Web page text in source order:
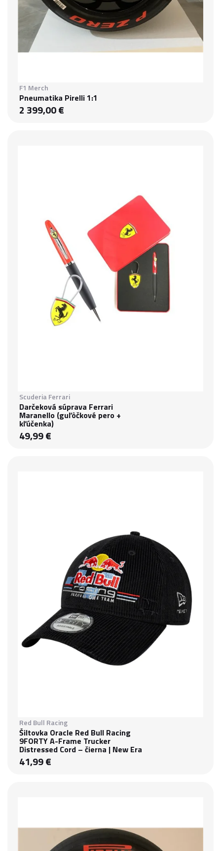
F1 Merch
Pneumatika Pirelli 1:1
2 399,00 €
Scuderia Ferrari
Darčeková súprava Ferrari
Maranello (guľôčkové pero +
kľúčenka)
49,99 €
Red Bull Racing
Šiltovka Oracle Red Bull Racing
9FORTY A-Frame Trucker
Distressed Cord – čierna | New Era
41,99 €